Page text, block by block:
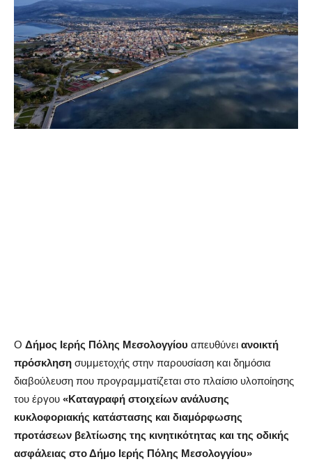
Ο Δήμος Ιερής Πόλης Μεσολογγίου απευθύνει ανοικτή
πρόσκληση συμμετοχής στην παρουσίαση και δημόσια
διαβούλευση που προγραμματίζεται στο πλαίσιο υλοποίησης
του έργου «Καταγραφή στοιχείων ανάλυσης
κυκλοφοριακής κατάστασης και διαμόρφωσης
προτάσεων βελτίωσης της κινητικότητας και της οδικής
ασφάλειας στο Δήμο Ιερής Πόλης Μεσολογγίου»